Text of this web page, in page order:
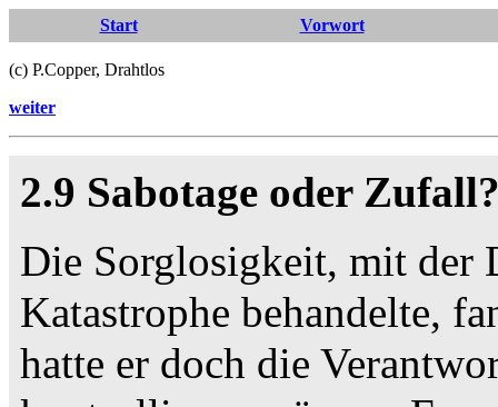
Start Vorwort
(c) P.Copper, Drahtlos
weiter
2.9 Sabotage oder
Die Sorglosigkeit, mit der
Katastrophe behandelte,
hatte er doch die